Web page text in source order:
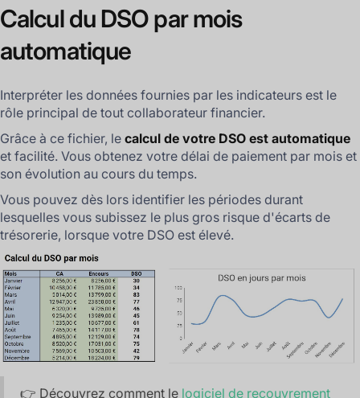
Calcul du DSO par mois
automatique
Interpréter les données fournies par les indicateurs est le
rôle principal de tout collaborateur financier.
Grâce à ce fichier, le calcul de votre DSO est automatique
et facilité. Vous obtenez votre délai de paiement par mois et
son évolution au cours du temps.
Vous pouvez dès lors identifier les périodes durant
lesquelles vous subissez le plus gros risque d'écarts de
trésorerie, lorsque votre DSO est élevé.
👉 Découvrez comment le logiciel de recouvrement